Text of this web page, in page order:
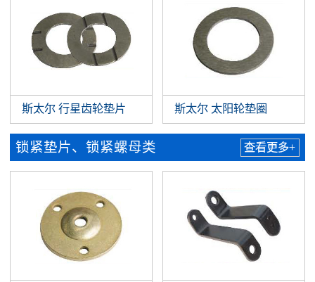
斯太尔 行星齿轮垫片 斯太尔 太阳轮垫圈
锁紧垫片、锁紧螺母类 查看更多+